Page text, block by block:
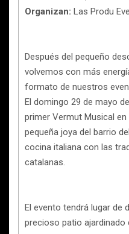
Organizan: Las Produ
Después del pequeño
volvemos con más
formato de nuestros
El domingo 29 de mayo
primer Vermut Musical
pequeña joya del barrio
cocina italiana con las
catalanas.
El evento tendrá lugar de
precioso patio ajardinado